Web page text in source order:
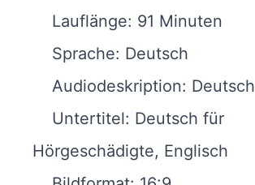
Lauflänge: 91 Minuten
Sprache: Deutsch
Audiodeskription: Deutsch
Untertitel: Deutsch für
Hörgeschädigte, Englisch